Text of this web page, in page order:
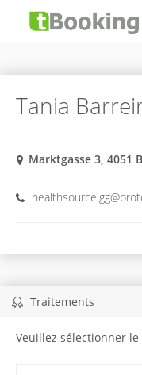
Tania
Marktgasse 3, 4051
Traitements
Veuillez sélectionner